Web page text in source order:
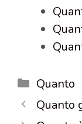
Categorie
Quanto
Quanto